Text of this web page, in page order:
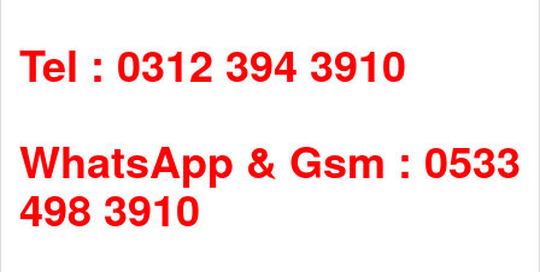
Tel : 0312 394 3910
WhatsApp & Gsm : 0533
498 3910